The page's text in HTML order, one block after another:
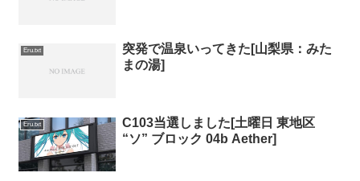
Eru.txt
突発で温泉いってきた[山梨県：みた
まの湯]
Eru.txt
C103当選しました[土曜日 東地区
“ソ” ブロック 04b Aether]